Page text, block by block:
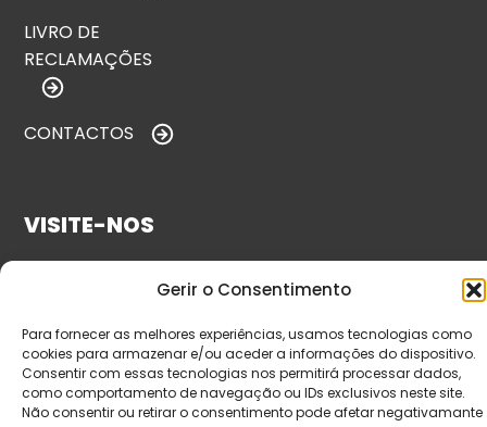
Gerir o Consentimento
Para fornecer as melhores experiências, usamos tecnologias como
cookies para armazenar e/ou aceder a informações do dispositivo.
Consentir com essas tecnologias nos permitirá processar dados,
como comportamento de navegação ou IDs exclusivos neste site.
Não consentir ou retirar o consentimento pode afetar negativamante
LIVRO DE
RECLAMAÇÕES
CONTACTOS
VISITE-NOS